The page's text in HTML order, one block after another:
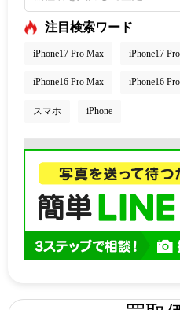
注目検索ワード
iPhone17 Pro Max iPhone17 Pro
iPhone16 Pro Max iPhone16 Pro
スマホ iPhone